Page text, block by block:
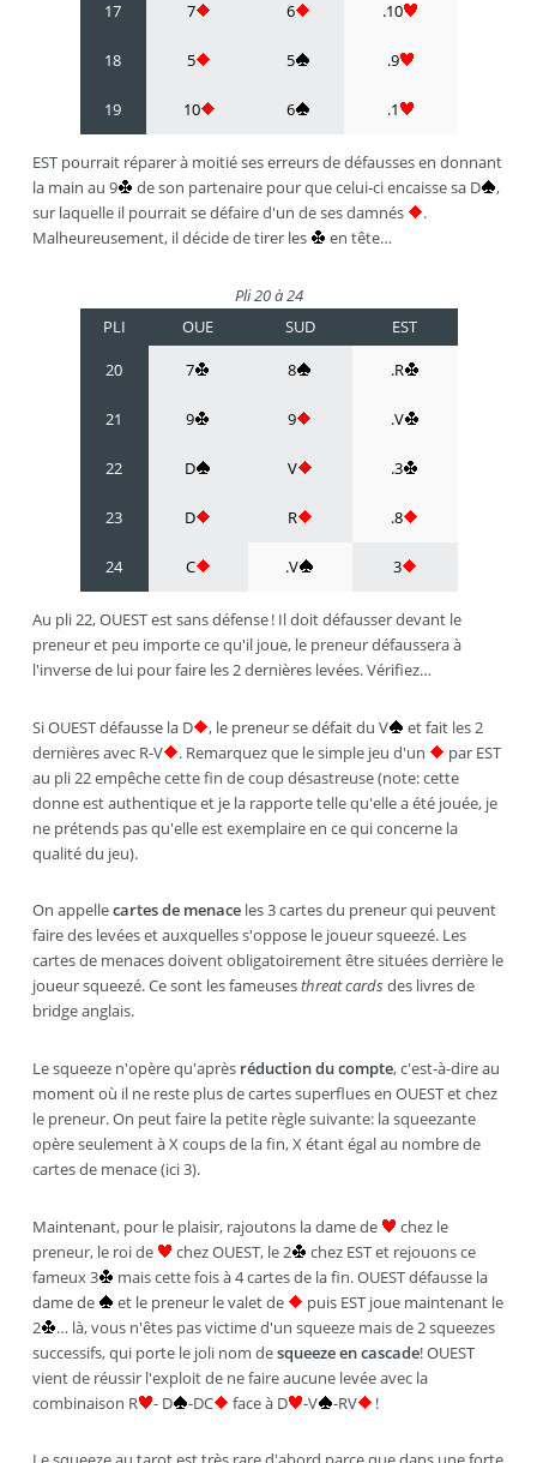
17 7 6 .10
18 5 5 .9
19 10 6 .1
EST pourrait réparer à moitié ses erreurs de défausses en donnant
la main au 9
de son partenaire pour que celui-ci encaisse sa D
,
sur laquelle il pourrait se défaire d'un de ses damnés
.
Malheureusement, il décide de tirer les
en tête…
Pli 20 à 24
PLI
OUE SUD
EST
20
7 8 .R
21 9 9 .V
22 D V .3
23 D R .8
24 C .V 3
Au pli 22, OUEST est sans défense ! Il doit défausser devant le
preneur et peu importe ce qu'il joue, le preneur défaussera à
l'inverse de lui pour faire les 2 dernières levées. Vérifiez…
Si OUEST défausse la D , le preneur se défait du V
et fait les 2
dernières avec R-V
. Remarquez que le simple jeu d'un
par EST
au pli 22 empêche cette fin de coup désastreuse (note: cette
donne est authentique et je la rapporte telle qu'elle a été jouée, je
ne prétends pas qu'elle est exemplaire en ce qui concerne la
qualité du jeu).
On appellecartes de menaceles 3 cartes du preneur qui peuvent
faire des levées et auxquelles s'oppose le joueur squeezé. Les
cartes de menaces doivent obligatoirement être situées derrière le
joueur squeezé. Ce sont les fameusesthreat cards des livres de
bridge anglais.
Le squeeze n'opère qu'après réduction du compte, c'est-à-dire au
moment où il ne reste plus de cartes superflues en OUEST et chez
le preneur. On peut faire la petite règle suivante: la squeezante
opère seulement àXcoups de la fin,Xétant égal au nombre de
cartes de menace (ici 3).
Maintenant, pour le plaisir, rajoutons la dame de
chez le
preneur, le roi de
chez OUEST, le 2
chez EST et rejouons ce
fameux 3
mais cette fois à 4 cartes de la fin. OUEST défausse la
dame de
et le preneur le valet de
puis EST joue maintenant le
2
… là, vous n'êtes pas victime d'un squeeze mais de 2 squeezes
successifs, qui porte le joli nom desqueeze en cascade! OUEST
vient de réussir l'exploit de ne faire aucune levée avec la
combinaison R
- D -DC face à D -V -RV !